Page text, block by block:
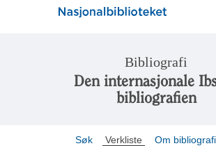
Bibliografi
Den internasjonale
bibliografien
Søk Verkliste Om